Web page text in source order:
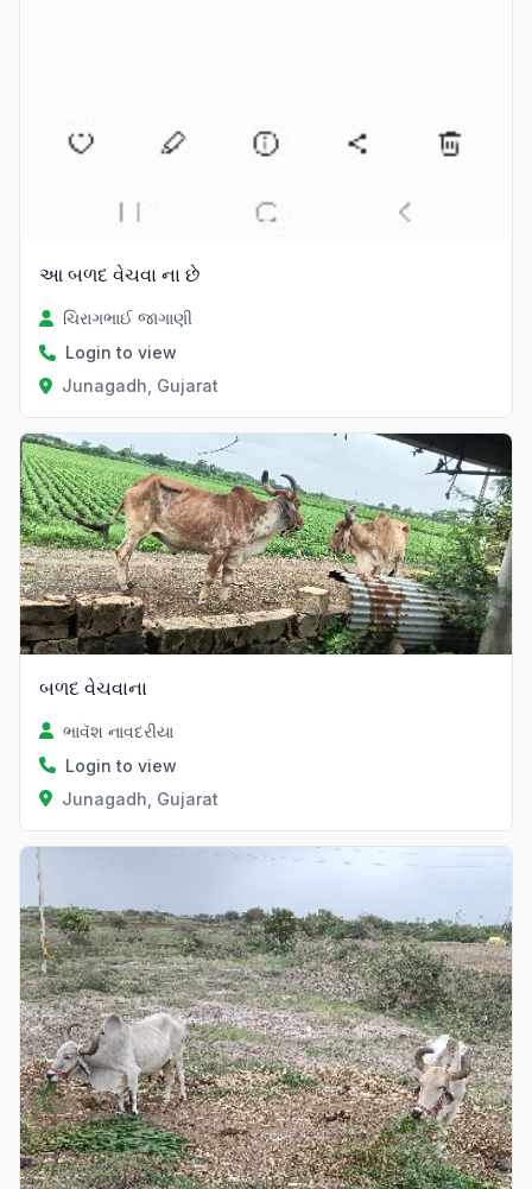
આ બળદ વેચવા ના છે
ચિરાગભાઈ જાગાણી
Login to view
Junagadh, Gujarat
બળદ વેચવાના
ભાવૅશ નાવદરીયા
Login to view
Junagadh, Gujarat